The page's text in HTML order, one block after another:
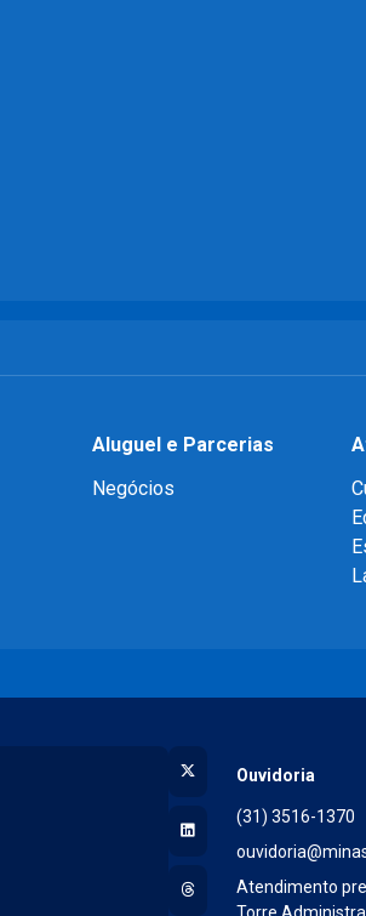
Aluguel e Parcerias
Negócios
X (Twitter)
LinkedIn
Threads
Ouvidoria
(31) 3516-1370
Atendimento